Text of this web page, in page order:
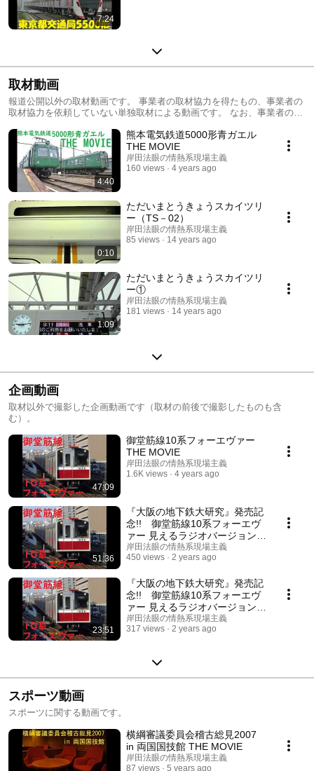
7:24
取材動画
報道公開以外の取材動画です。 事業者の取材協力を得たもの、事業者の
取材協力を依頼していない単独取材による動画です。 なお、事業者の取
4:40
熊本電気鉄道5000形青ガエル
THE MOVIE
岸田法眼の情熱系現場主義
160 views
4 years ago
0:10
ただいまとうきょうスカイツリ
ー（TS－02）
岸田法眼の情熱系現場主義
85 views
14 years ago
1:09
ただいまとうきょうスカイツリ
ー①
岸田法眼の情熱系現場主義
181 views
14 years ago
企画動画
取材以外で撮影した企画動画です（取材の前後で撮影したものも含
む）。
47:09
御堂筋線10系フォーエヴァー
THE MOVIE
岸田法眼の情熱系現場主義
1.6K views
4 years ago
51:36
『大阪の地下鉄大研究』発売記
念!! 御堂筋線10系フォーエヴ
ァー 見えるラジオバージョン A
面
岸田法眼の情熱系現場主義
450 views
2 years ago
23:51
『大阪の地下鉄大研究』発売記
念!! 御堂筋線10系フォーエヴ
ァー 見えるラジオバージョン B
面
岸田法眼の情熱系現場主義
317 views
2 years ago
スポーツ動画
スポーツに関する動画です。
横綱審議委員会稽古総見2007
in 両国国技館 THE MOVIE
岸田法眼の情熱系現場主義
87 views
5 years ago